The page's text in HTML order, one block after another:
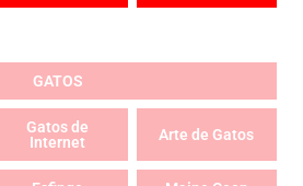
GATOS
Gatos de
Internet
Arte de Gatos